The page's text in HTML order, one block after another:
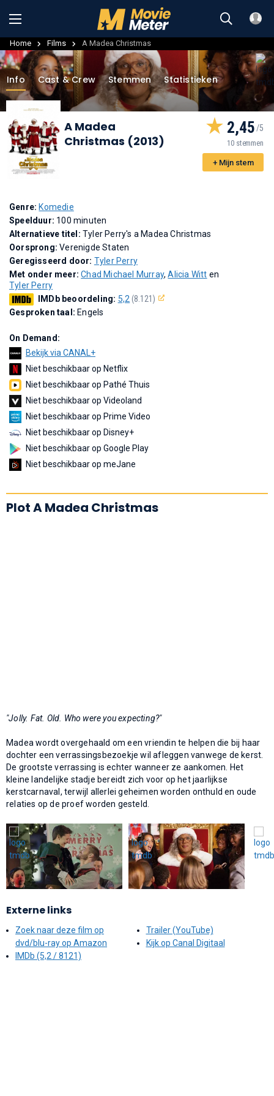
Home Films A Madea Christmas
Info Cast & Crew Stemmen Statistieken
A Madea
Christmas (2013)
2,45
10 stemmen
+ Mijn stem
Genre: Komedie
Speelduur: 100 minuten
Alternatieve titel: Tyler Perry's a Madea Christmas
Oorsprong:Verenigde Staten
Geregisseerd door: Tyler Perry
Met onder meer:Chad Michael Murray,Alicia Witt en
Tyler Perry
IMDb beoordeling: 5,2 (8.121)
Gesproken taal: Engels
On Demand:
Bekijk via CANAL+
Niet beschikbaar op Netflix
Niet beschikbaar op Pathé Thuis
Niet beschikbaar op Videoland
Niet beschikbaar op Prime Video
Niet beschikbaar op Disney+
Niet beschikbaar op Google Play
Niet beschikbaar op meJane
Plot A Madea Christmas
"Jolly. Fat. Old. Who were you expecting?"
Madea wordt overgehaald om een vriendin te helpen die bij haar
dochter een verrassingsbezoekje wil afleggen vanwege de kerst.
De grootste verrassing is echter wanneer ze aankomen. Het
kleine landelijke stadje bereidt zich voor op het jaarlijkse
kerstcarnaval, terwijl allerlei geheimen worden onthuld en oude
relaties op de proef worden gesteld.
Externe links
Zoek naar deze film op
dvd/blu-ray op Amazon
IMDb (5,2 / 8121)
Trailer (YouTube)
Kijk op Canal Digitaal